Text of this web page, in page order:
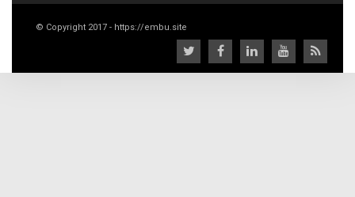
© Copyright 2017 - https://embu.site